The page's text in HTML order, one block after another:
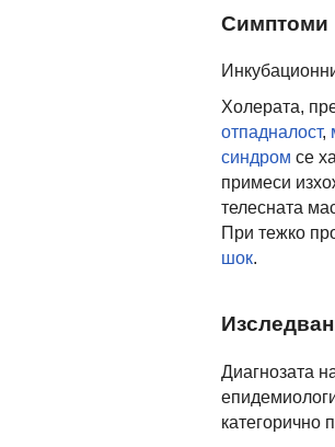
Симптоми
Холерата,
отпадналост,
синдром се
примеси
телесната
При тежко
шок.
Диагнозата
категорично